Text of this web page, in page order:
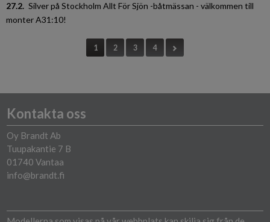
27.2. Silver på Stockholm Allt För Sjön -båtmässan - välkommen till
monter A31:10!
1 2 3 4
Kontakta oss
Oy Brandt Ab
Tuupakantie 7 B
01740 Vantaa
info@brandt.fi